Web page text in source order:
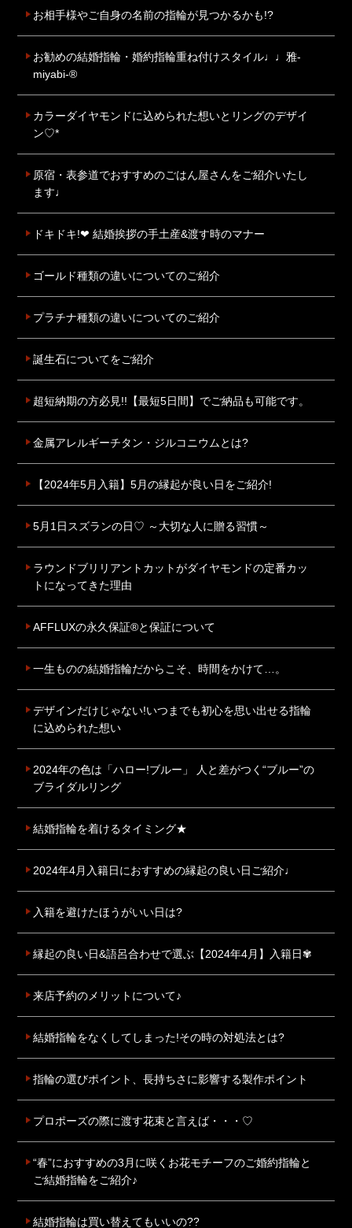
お相手様やご自身の名前の指輪が見つかるかも!?
お勧めの結婚指輪・婚約指輪重ね付けスタイル♩♩雅-
miyabi-®
カラーダイヤモンドに込められた想いとリングのデザイ
ン♡*
原宿・表参道でおすすめのごはん屋さんをご紹介いたし
ます♩
ドキドキ!❤ 結婚挨拶の手土産&渡す時のマナー
ゴールド種類の違いについてのご紹介
プラチナ種類の違いについてのご紹介
誕生石についてをご紹介
超短納期の方必見!!【最短5日間】でご納品も可能です。
金属アレルギーチタン・ジルコニウムとは?
【2024年5月入籍】5月の縁起が良い日をご紹介!
5月1日スズランの日♡ ～大切な人に贈る習慣～
ラウンドブリリアントカットがダイヤモンドの定番カッ
トになってきた理由
AFFLUXの永久保証®と保証について
一生ものの結婚指輪だからこそ、時間をかけて…。
デザインだけじゃない!いつまでも初心を思い出せる指輪
に込められた想い
2024年の色は「ハロー!ブルー」 人と差がつく“ブルー”の
ブライダルリング
結婚指輪を着けるタイミング★
2024年4月入籍日におすすめの縁起の良い日ご紹介♩
入籍を避けたほうがいい日は?
縁起の良い日&語呂合わせで選ぶ【2024年4月】入籍日✾
来店予約のメリットについて♪
結婚指輪をなくしてしまった!その時の対処法とは?
指輪の選びポイント、長持ちさに影響する製作ポイント
プロポーズの際に渡す花束と言えば・・・♡
“春”におすすめの3月に咲くお花モチーフのご婚約指輪と
ご結婚指輪をご紹介♪
結婚指輪は買い替えてもいいの??